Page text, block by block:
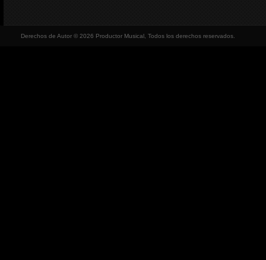
Derechos de Autor © 2026 Productor Musical, Todos los derechos reservados.